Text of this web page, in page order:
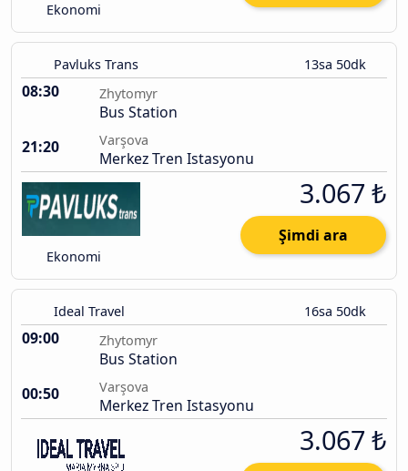
Ekonomi
Pavluks Trans 13sa 50dk
08:30 Zhytomyr
Bus Station
21:20
Varşova
Merkez Tren Istasyonu
Ekonomi
3.067 ₺
Şimdi ara
Ideal Travel 16sa 50dk
09:00 Zhytomyr
Bus Station
00:50
Varşova
Merkez Tren Istasyonu
3.067 ₺